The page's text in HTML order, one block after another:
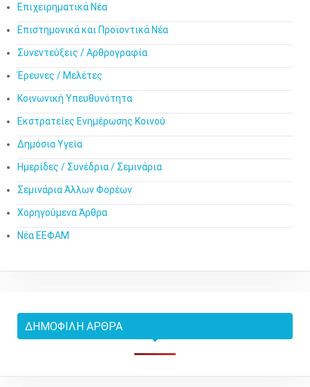
Επιχειρηματικά Νέα
Επιστημονικά και Προϊοντικά Νέα
Συνεντεύξεις / Αρθρογραφία
Έρευνες / Μελέτες
Κοινωνική Υπευθυνότητα
Εκστρατείες Ενημέρωσης Κοινού
Δημόσια Υγεία
Ημερίδες / Συνέδρια / Σεμινάρια
Σεμινάρια Άλλων Φορέων
Χορηγούμενα Άρθρα
Νέα ΕΕΦΑΜ
ΔΗΜΟΦΙΛΉ ΆΡΘΡΑ